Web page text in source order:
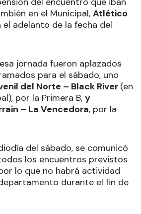
en el Municipal, Atlético
el adelanto de la fecha del
jornada fueron aplazados
para el sábado, uno
del Norte – Black River (en
por la Primera B, y
– La Vencedora, por la
del sábado, se comunicó
los encuentros previstos
lo que no habrá actividad
durante el fin de